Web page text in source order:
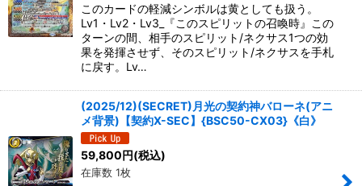
このカードの軽減シンボルは黄としても扱う。
Lv1・Lv2・Lv3_『このスピリットの召喚時』この
ターンの間、相手のスピリット/ネクサス1つの効
果を発揮させず、そのスピリット/ネクサスを手札
に戻す。Lv…
(2025/12)(SECRET)月光の契約神バローネ(アニ
メ背景)【契約X-SEC】{BSC50-CX03}《白》
59,800円(税込)
在庫数 1枚